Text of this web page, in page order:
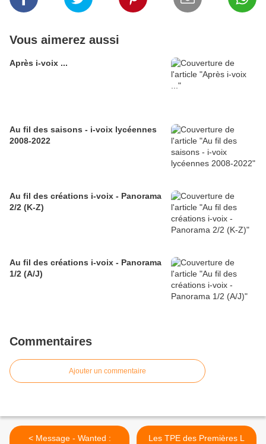
Vous aimerez aussi
Après i-voix ...
Au fil des saisons - i-voix lycéennes
2008-2022
Au fil des créations i-voix - Panorama
2/2 (K-Z)
Au fil des créations i-voix - Panorama
1/2 (A/J)
Commentaires
Ajouter un commentaire
< Message - Wanted :
Les TPE des Premières L